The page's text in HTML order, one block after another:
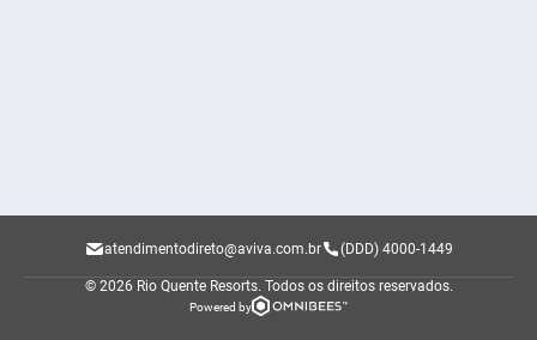
atendimentodireto@aviva.com.br (DDD) 4000-1449
© 2026 Rio Quente Resorts. Todos os direitos reservados.
Powered by